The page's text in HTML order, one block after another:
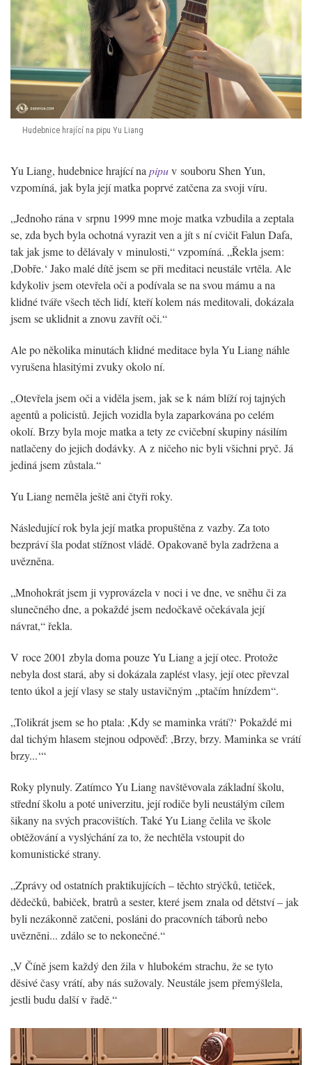
Hudebnice hrající na pipu Yu Liang
Yu Liang, hudebnice hrající napipuv souboru Shen Yun,
vzpomíná, jak byla její matka poprvé zatčena za svoji víru.
„Jednoho rána v srpnu 1999 mne moje matka vzbudila a zeptala
se, zda bych byla ochotná vyrazit ven a jít s ní cvičit Falun Dafa,
tak jak jsme to dělávaly v minulosti,“ vzpomíná. „Řekla jsem:
,Dobře.‘ Jako malé dítě jsem se při meditaci neustále vrtěla. Ale
kdykoliv jsem otevřela oči a podívala se na svou mámu a na
klidné tváře všech těch lidí, kteří kolem nás meditovali, dokázala
jsem se uklidnit a znovu zavřít oči.“
Ale po několika minutách klidné meditace byla Yu Liang náhle
vyrušena hlasitými zvuky okolo ní.
„Otevřela jsem oči a viděla jsem, jak se k nám blíží roj tajných
agentů a policistů. Jejich vozidla byla zaparkována po celém
okolí. Brzy byla moje matka a tety ze cvičební skupiny násilím
natlačeny do jejich dodávky. A z ničeho nic byli všichni pryč. Já
jediná jsem zůstala.“
Yu Liang neměla ještě ani čtyři roky.
Následující rok byla její matka propuštěna z vazby. Za toto
bezpráví šla podat stížnost vládě. Opakovaně byla zadržena a
uvězněna.
„Mnohokrát jsem ji vyprovázela v noci i ve dne, ve sněhu či za
slunečného dne, a pokaždé jsem nedočkavě očekávala její
návrat,“ řekla.
V roce 2001 zbyla doma pouze Yu Liang a její otec. Protože
nebyla dost stará, aby si dokázala zaplést vlasy, její otec převzal
tento úkol a její vlasy se staly ustavičným „ptačím hnízdem“.
„Tolikrát jsem se ho ptala: ,Kdy se maminka vrátí?‘ Pokaždé mi
dal tichým hlasem stejnou odpověď: ,Brzy, brzy. Maminka se vrátí
brzy...‘“
Roky plynuly. Zatímco Yu Liang navštěvovala základní školu,
střední školu a poté univerzitu, její rodiče byli neustálým cílem
šikany na svých pracovištích. Také Yu Liang čelila ve škole
obtěžování a vyslýchání za to, že nechtěla vstoupit do
komunistické strany.
„Zprávy od ostatních praktikujících – těchto strýčků, tetiček,
dědečků, babiček, bratrů a sester, které jsem znala od dětství – jak
byli nezákonně zatčeni, posláni do pracovních táborů nebo
uvězněni... zdálo se to nekonečné.“
„V Číně jsem každý den žila v hlubokém strachu, že se tyto
děsivé časy vrátí, aby nás sužovaly. Neustále jsem přemýšlela,
jestli budu další v řadě.“